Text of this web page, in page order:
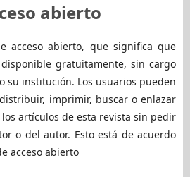
abierto
acceso abierto, que significa que
gratuitamente, sin cargo
su institución. Los usuarios pueden
imprimir, buscar o enlazar
artículos de esta revista sin pedir
o del autor. Esto está de acuerdo
acceso abierto